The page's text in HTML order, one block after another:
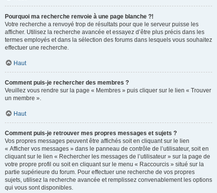
Pourquoi ma recherche renvoie à une page blanche ?!
Votre recherche a renvoyé trop de résultats pour que le serveur puisse les
afficher. Utilisez la recherche avancée et essayez d’être plus précis dans les
termes employés et dans la sélection des forums dans lesquels vous souhaitez
effectuer une recherche.
Haut
Comment puis-je rechercher des membres ?
Veuillez vous rendre sur la page « Membres » puis cliquer sur le lien « Trouver
un membre ».
Haut
Comment puis-je retrouver mes propres messages et sujets ?
Vos propres messages peuvent être affichés soit en cliquant sur le lien
« Afficher vos messages » dans le panneau de contrôle de l’utilisateur, soit en
cliquant sur le lien « Rechercher les messages de l’utilisateur » sur la page de
votre propre profil ou soit en cliquant sur le menu « Raccourcis » situé sur la
partie supérieure du forum. Pour effectuer une recherche de vos propres
sujets, utilisez la recherche avancée et remplissez convenablement les options
qui vous sont disponibles.